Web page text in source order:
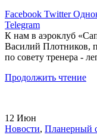
Facebook Twitter
Telegram
К нам в аэроклуб
Василий Плотников,
по совету тренера -
Продолжить чтение
12 Июн
Новости, Планерный